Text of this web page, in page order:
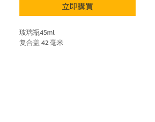
立即購買
玻璃瓶45ml
复合盖 42 毫米